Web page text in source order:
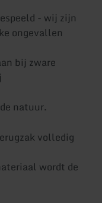
- wij zijn
ongevallen
bij zware
natuur.
volledig
wordt de